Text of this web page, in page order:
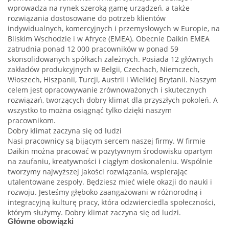
wprowadza na rynek szeroką gamę urządzeń, a także
rozwiązania dostosowane do potrzeb klientów
indywidualnych, komercyjnych i przemysłowych w Europie, na
Bliskim Wschodzie i w Afryce (EMEA). Obecnie Daikin EMEA
zatrudnia ponad 12 000 pracowników w ponad 59
skonsolidowanych spółkach zależnych. Posiada 12 głównych
zakładów produkcyjnych w Belgii, Czechach, Niemczech,
Włoszech, Hiszpanii, Turcji, Austrii i Wielkiej Brytanii. Naszym
celem jest opracowywanie zrównoważonych i skutecznych
rozwiązań, tworzących dobry klimat dla przyszłych pokoleń. A
wszystko to można osiągnąć tylko dzięki naszym
pracownikom.
Dobry klimat zaczyna się od ludzi
Nasi pracownicy są bijącym sercem naszej firmy. W firmie
Daikin można pracować w pozytywnym środowisku opartym
na zaufaniu, kreatywności i ciągłym doskonaleniu. Wspólnie
tworzymy najwyższej jakości rozwiązania, wspierając
utalentowane zespoły. Będziesz mieć wiele okazji do nauki i
rozwoju. Jesteśmy głęboko zaangażowani w różnorodną i
integracyjną kulturę pracy, która odzwierciedla społeczności,
którym służymy. Dobry klimat zaczyna się od ludzi.
Główne obowiązki